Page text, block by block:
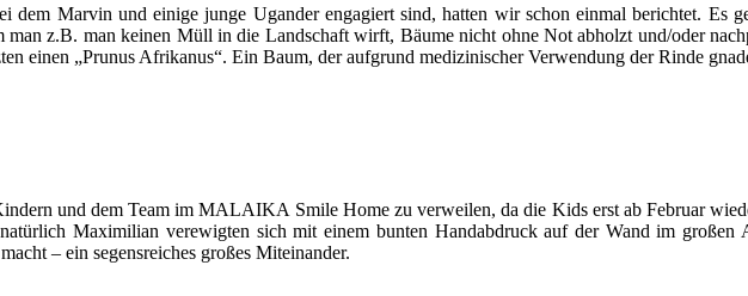
dem Marvin und einige junge Ugander engagiert sind, hatten wir schon einmal berichtet. Es
z.B. man keinen Müll in die Landschaft wirft, Bäume nicht ohne Not abholzt und/oder
einen „Prunus Afrikanus“. Ein Baum, der aufgrund medizinischer Verwendung der Rinde
und dem Team im MALAIKA Smile Home zu verweilen, da die Kids erst ab Februar
Maximilian verewigten sich mit einem bunten Handabdruck auf der Wand im
– ein segensreiches großes Miteinander.